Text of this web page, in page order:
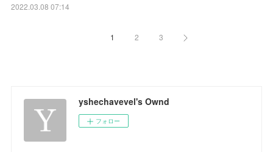
2022.03.08 07:14
1 2 3
yshechavevel's Ownd
フォロー